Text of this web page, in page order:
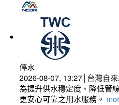
停水
2026-08-07, 13:27│台灣自
為提升供水穩定度、降低管
更安心可靠之用水服務。